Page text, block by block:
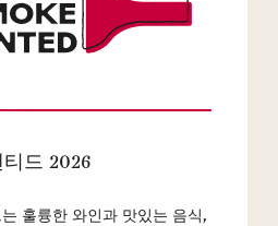
드 2026
훌륭한 와인과 맛있는 음식,